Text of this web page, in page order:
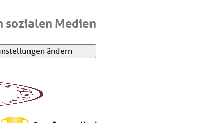
sozialen Medien
ändern